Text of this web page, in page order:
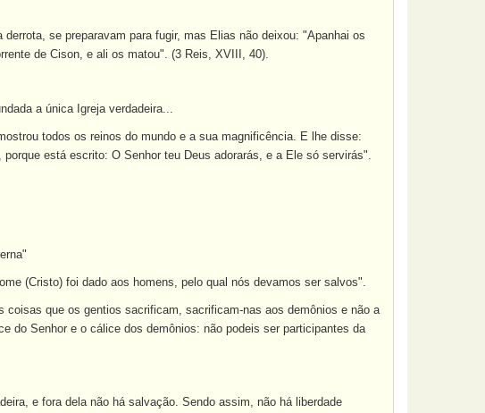
se preparavam para fugir, mas Elias não deixou: "Apanhai os
de Cison, e ali os matou". (3 Reis, XVIII, 40).
a única Igreja verdadeira...
todos os reinos do mundo e a sua magnificência. E lhe disse:
está escrito: O Senhor teu Deus adorarás, e a Ele só servirás".
(Cristo) foi dado aos homens, pelo qual nós devamos ser salvos".
coisas que os gentios sacrificam, sacrificam-nas aos demônios e não a
do Senhor e o cálice dos demônios: não podeis ser participantes da
e fora dela não há salvação. Sendo assim, não há liberdade